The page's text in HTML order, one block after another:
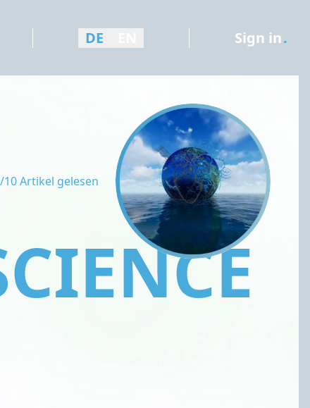
DE Sign in.
10 Artikel gelesen